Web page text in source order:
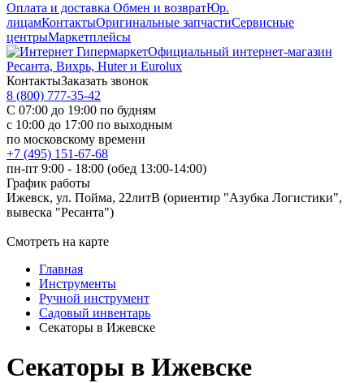
Оплата и доставка Обмен и возвратЮр.
лицамКонтактыОригинальные запчастиСервисные
центрыМаркетплейсы
Официальный интернет-магазин
Ресанта, Вихрь, Huter и Eurolux
КонтактыЗаказать звонок
8 (800) 777-35-42
С 07:00 до 19:00 по будням
с 10:00 до 17:00 по выходным
по московскому времени
+7 (495) 151-67-68
пн-пт 9:00 - 18:00 (обед 13:00-14:00)
График работы
Ижевск, ул. Пойма, 22литВ (ориентир "Азубка Логистики",
вывеска "Ресанта")
Смотреть на карте
Главная
Инструменты
Ручной инструмент
Садовый инвентарь
Секаторы в Ижевске
Секаторы в Ижевске